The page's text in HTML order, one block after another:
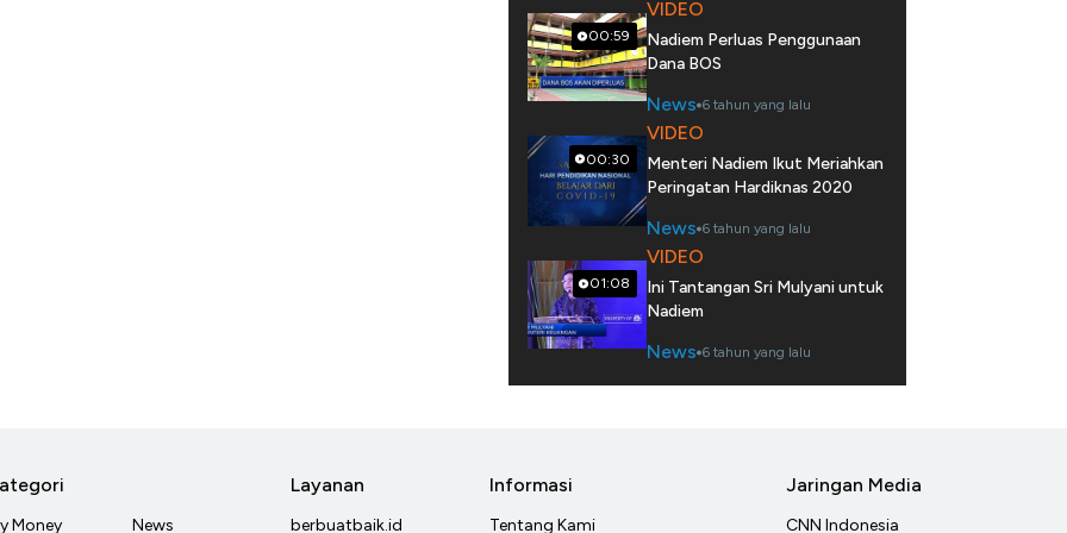
00:59
VIDEO
Nadiem Perluas Penggunaan
Dana BOS
News 6 tahun yang lalu
00:30
VIDEO
Menteri Nadiem Ikut Meriahkan
Peringatan Hardiknas 2020
News 6 tahun yang lalu
01:08
VIDEO
Ini Tantangan Sri Mulyani untuk
Nadiem
News 6 tahun yang lalu
Money News
Layanan
berbuatbaik.id
Informasi
Tentang Kami
Jaringan Media
CNN Indonesia